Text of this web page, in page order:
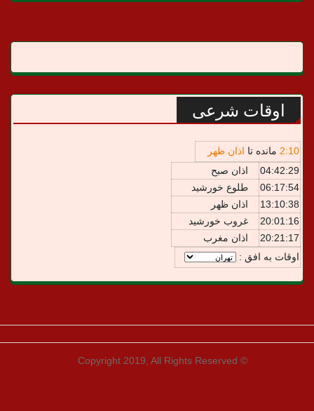
اوقات شرعی
2:10 مانده تا اذان ظهر
04:42:29
اذان صبح
06:17:54
طلوع خورشید
13:10:38
اذان ظهر
20:01:16
غروب خورشید
20:21:17
اذان مغرب
اوقات به افق :
© Copyright 2019, All Rights Reserved